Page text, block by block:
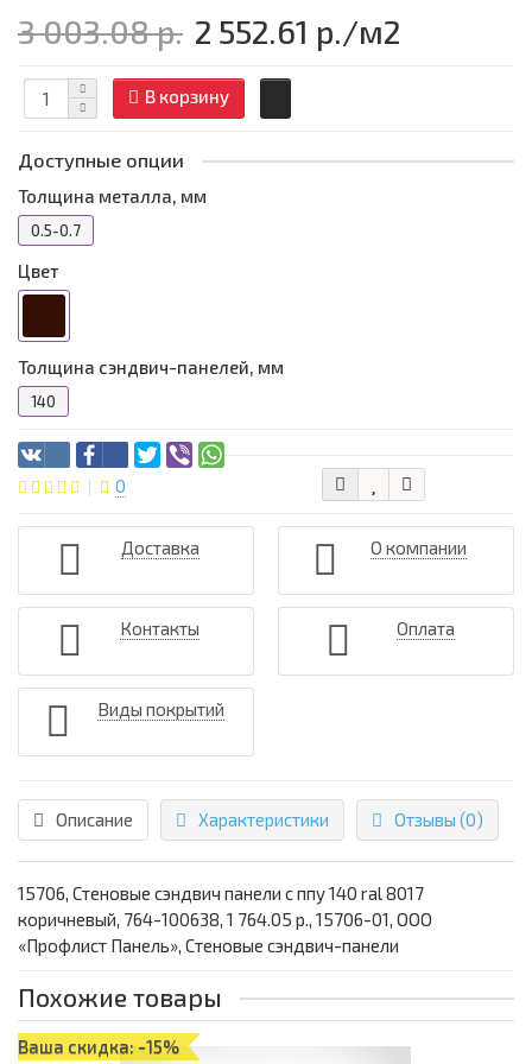
3 003.08 р. 2 552.61 р./м2
В корзину
Доступные опции
Толщина металла, мм
0.5-0.7
Цвет
Толщина сэндвич-панелей, мм
140
0
Доставка О компании
Контакты Оплата
Виды покрытий
Описание Характеристики Отзывы (0)
15706, Стеновые сэндвич панели с ппу 140 ral 8017
коричневый, 764-100638, 1 764.05 р., 15706-01, ООО
«Профлист Панель», Стеновые сэндвич-панели
Похожие товары
Ваша скидка: -15%